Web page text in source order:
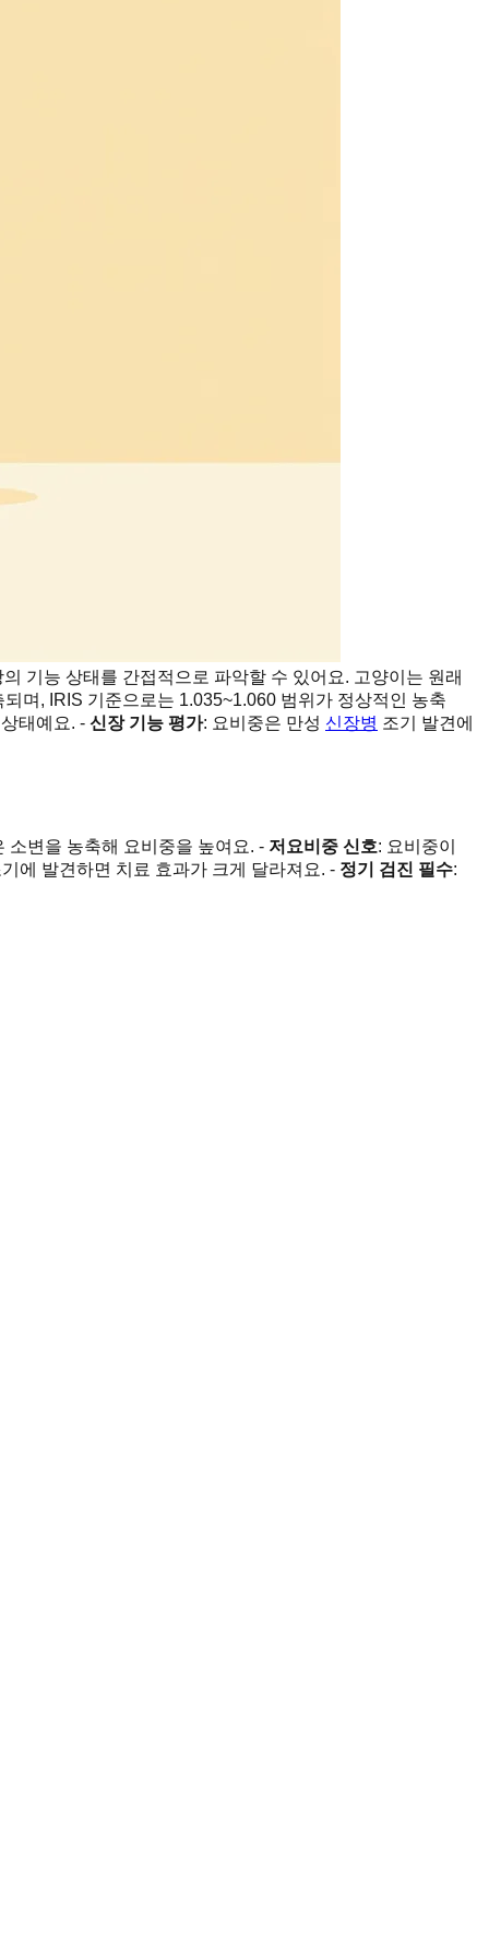
기능 상태를 간접적으로 파악할 수 있어요. 고양이는 원래
며, IRIS 기준으로는 1.035~1.060 범위가 정상적인 농축
태예요. - 신장 기능 평가: 요비중은 만성 신장병 조기 발견에
소변을 농축해 요비중을 높여요. - 저요비중 신호: 요비중이
에 발견하면 치료 효과가 크게 달라져요. - 정기 검진 필수: